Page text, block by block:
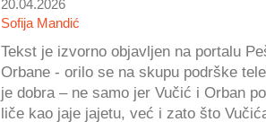
20.04.2026
Sofija Mandić
Tekst je izvorno objavljen na portalu
Orbane - orilo se na skupu podrške
je dobra – ne samo jer Vučić i Orban
liče kao jaje jajetu, već i zato što